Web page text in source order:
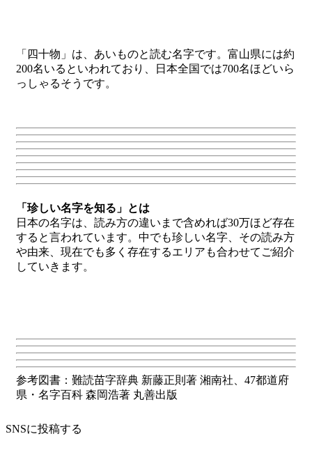
「四十物」は、あいものと読む名字です。富山県には約
200名いるといわれており、日本全国では700名ほどいら
っしゃるそうです。
「珍しい名字を知る」とは
日本の名字は、読み方の違いまで含めれば30万ほど存在
すると言われています。中でも珍しい名字、その読み方
や由来、現在でも多く存在するエリアも合わせてご紹介
していきます。
参考図書：難読苗字辞典 新藤正則著 湘南社、47都道府
県・名字百科 森岡浩著 丸善出版
SNSに投稿する